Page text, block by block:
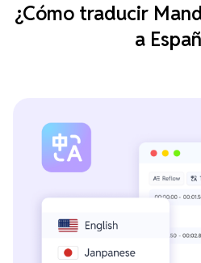
¿Cómo traducir
a